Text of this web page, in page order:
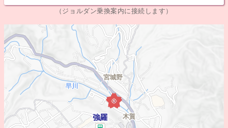
（ジョルダン乗換案内に接続します）